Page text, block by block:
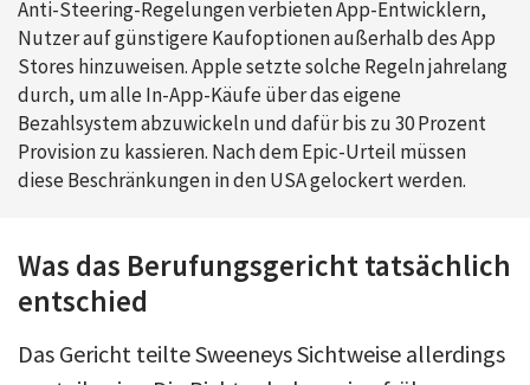
Anti-Steering-Regelungen verbieten App-Entwicklern,
Nutzer auf günstigere Kaufoptionen außerhalb des App
Stores hinzuweisen. Apple setzte solche Regeln jahrelang
durch, um alle In-App-Käufe über das eigene
Bezahlsystem abzuwickeln und dafür bis zu 30 Prozent
Provision zu kassieren. Nach dem Epic-Urteil müssen
diese Beschränkungen in den USA gelockert werden.
Was das Berufungsgericht tatsächlich
entschied
Das Gericht teilte Sweeneys Sichtweise allerdings